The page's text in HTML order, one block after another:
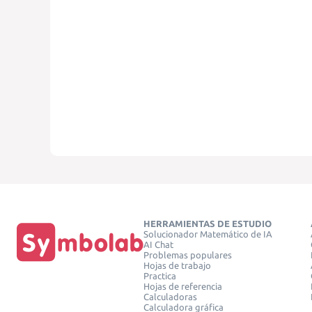
HERRAMIENTAS DE ESTUDIO
Solucionador Matemático de IA
AI Chat
Problemas populares
Hojas de trabajo
Practica
Hojas de referencia
Calculadoras
Calculadora gráfica